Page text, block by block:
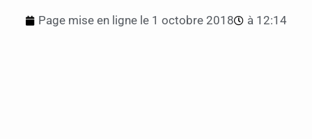
Page mise en ligne le 1 octobre 2018 à 12:14